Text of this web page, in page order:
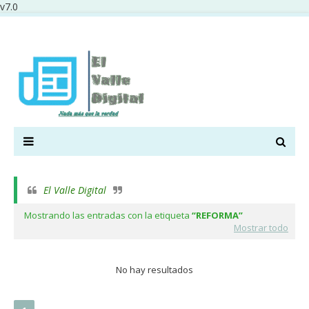
v7.0
El Valle Digital
Mostrando las entradas con la etiqueta
REFORMA
Mostrar todo
No hay resultados